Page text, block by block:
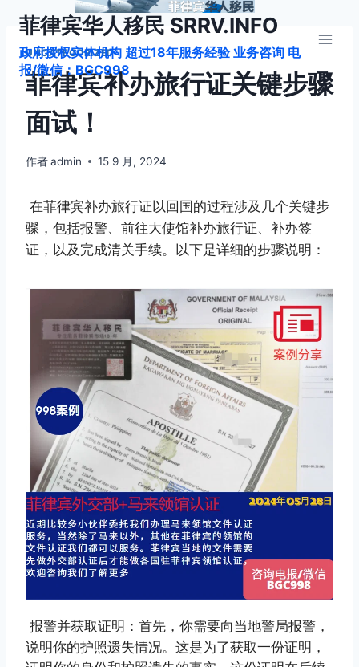
菲律宾华人移民 SRRV.INFO
政府授权实体机构 超过18年服务经验 业务咨询 电
报/微信：BGC998
UNCATEGORIZED
菲律宾补办旅行证关键步骤
面试！
作者admin 15 9 月, 2024
在菲律宾补办旅行证以回国的过程涉及几个关键步
骤，包括报警、前往大使馆补办旅行证、补办签
证，以及完成清关手续。以下是详细的步骤说明：
‌报警并获取证明‌：首先，你需要向当地警局报警，
说明你的护照遗失情况。这是为了获取一份证明，